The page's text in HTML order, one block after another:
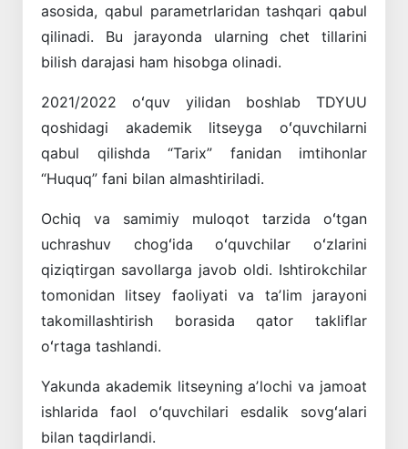
asosida, qabul parametrlaridan tashqari qabul
qilinadi. Bu jarayonda ularning chet tillarini
bilish darajasi ham hisobga olinadi.
2021/2022 oʻquv yilidan boshlab TDYUU
qoshidagi akademik litseyga oʻquvchilarni
qabul qilishda “Tarix” fanidan imtihonlar
“Huquq” fani bilan almashtiriladi.
Ochiq va samimiy muloqot tarzida oʻtgan
uchrashuv chogʻida oʻquvchilar oʻzlarini
qiziqtirgan savollarga javob oldi. Ishtirokchilar
tomonidan litsey faoliyati va taʼlim jarayoni
takomillashtirish borasida qator takliflar
oʻrtaga tashlandi.
Yakunda akademik litseyning aʼlochi va jamoat
ishlarida faol oʻquvchilari esdalik sovgʻalari
bilan taqdirlandi.